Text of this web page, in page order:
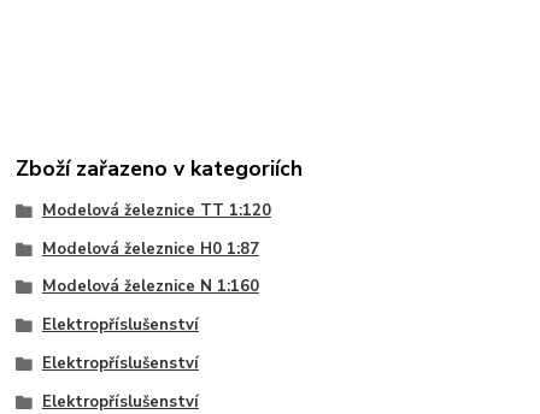
Zboží zařazeno v kategoriích
Modelová železnice TT 1:120
Modelová železnice H0 1:87
Modelová železnice N 1:160
Elektropříslušenství
Elektropříslušenství
Elektropříslušenství